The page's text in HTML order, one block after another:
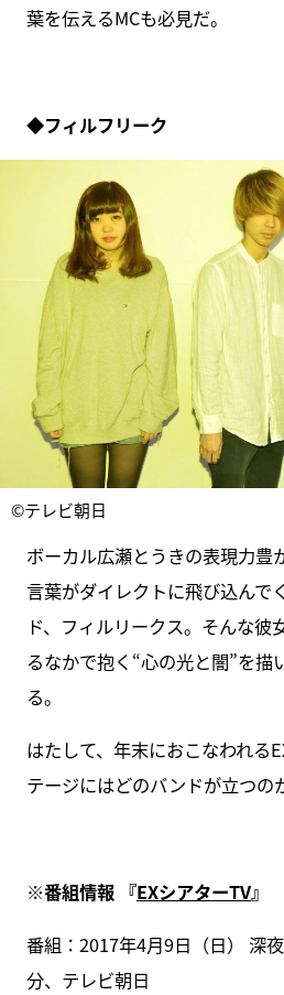
葉を伝えるMCも必見だ。
◆フィルフリーク
©テレビ朝日
ボーカル広瀬とうきの表現力豊
言葉がダイレクトに飛び込んで
ド、フィルリークス。そんな彼
るなかで抱く“心の光と闇”を描
る。
はたして、年末におこなわれる
テージにはどのバンドが立つの
※番組情報 『EXシアターTV』
番組：2017年4月9日（日） 深
分、テレビ朝日